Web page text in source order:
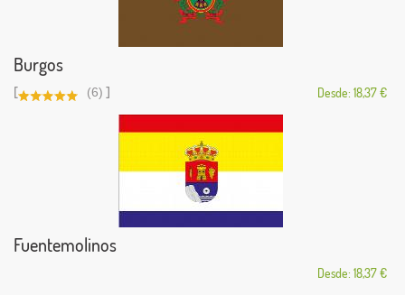
Burgos
[ (6) ] Desde: 18,37 €
Fuentemolinos
Desde: 18,37 €